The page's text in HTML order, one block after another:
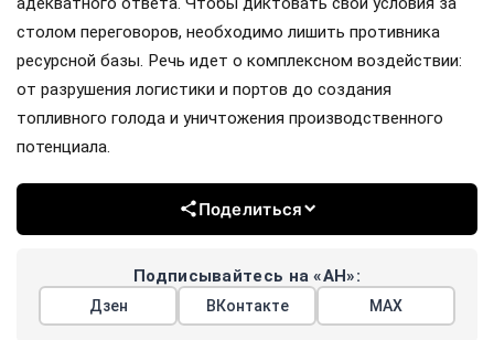
столом переговоров, необходимо лишить противника
ресурсной базы. Речь идет о комплексном воздействии:
от разрушения логистики и портов до создания
топливного голода и уничтожения производственного
потенциала.
Поделиться
Подписывайтесь на «АН»:
Дзен ВКонтакте МАХ